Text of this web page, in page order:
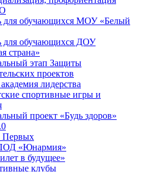
для обучающихся МОУ «Белый
для обучающихся ДОУ
страна»
этап Защиты
проектов
лидерства
спортивные игры и
проект «Будь здоров»
Первых
«Юнармия»
в будущее»
клубы